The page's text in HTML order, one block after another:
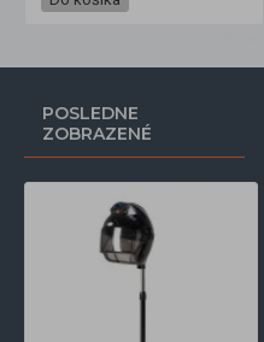
POSLEDNE
ZOBRAZENÉ